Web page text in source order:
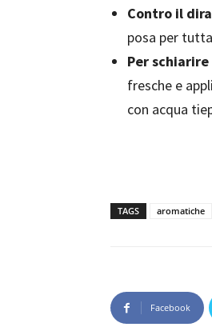
Contro il
posa per
Per
fresche e
con acqua
TAGS aromatiche
Facebook